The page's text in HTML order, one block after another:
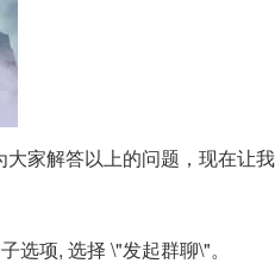
家解答以上的问题，现在让
选项, 选择 \"发起群聊\"。